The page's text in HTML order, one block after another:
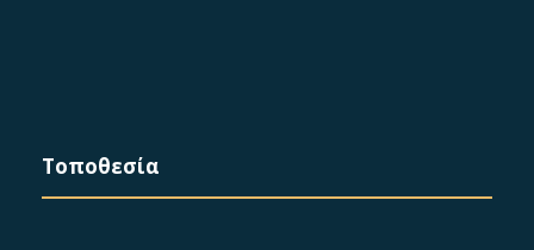
Τοποθεσία